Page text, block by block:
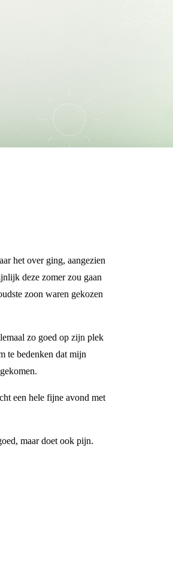
het over ging, aangezien
deze zomer zou gaan
zoon waren gekozen
zo goed op zijn plek
te bedenken dat mijn
een hele fijne avond met
maar doet ook pijn.